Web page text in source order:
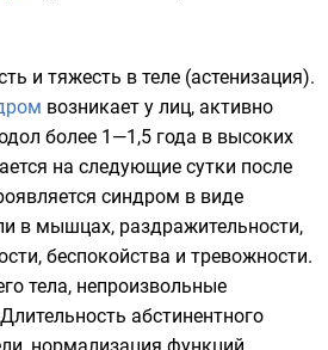
и тяжесть в теле (астенизация).
возникает у лиц, активно
более 1—1,5 года в высоких
на следующие сутки после
синдром в виде
в мышцах, раздражительности,
беспокойства и тревожности.
тела, непроизвольные
абстинентного